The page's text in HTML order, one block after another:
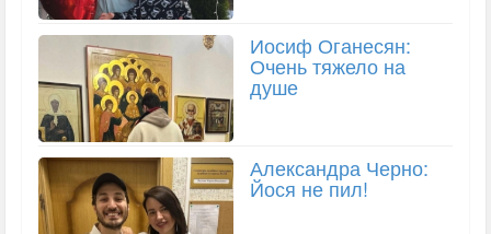
Иосиф Оганесян:
Очень тяжело на
душе
Александра Черно:
Йося не пил!